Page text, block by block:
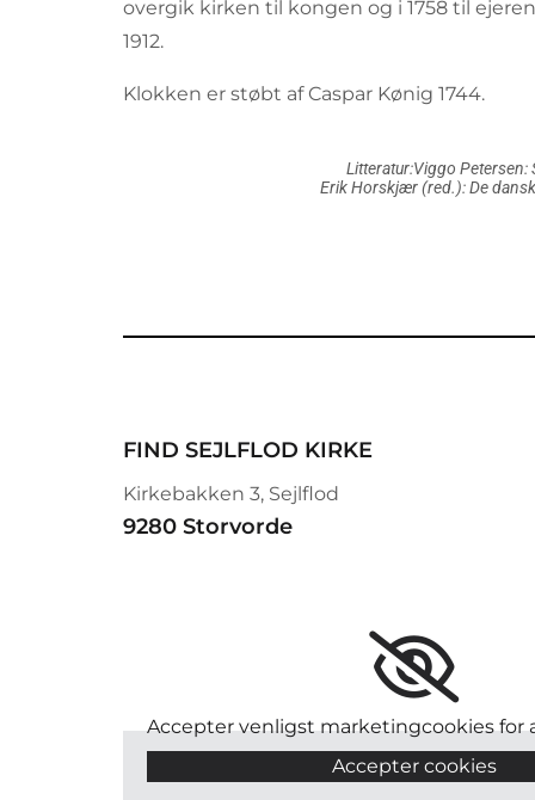
overgik kirken til kongen og i 1758 til
1912.
Klokken er støbt af Caspar Kønig 1744.
Litteratur:Viggo
Erik Horskjær (red.): De
FIND SEJLFLOD KIRKE
Kirkebakken 3, Sejlflod
9280 Storvorde
Accepter venligst marketingcookies for
Accepter cookies